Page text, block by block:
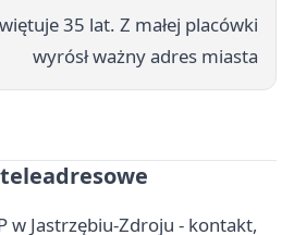
35 lat. Z małej placówki
wyrósł ważny adres miasta
w Jastrzębiu-Zdroju - kontakt,